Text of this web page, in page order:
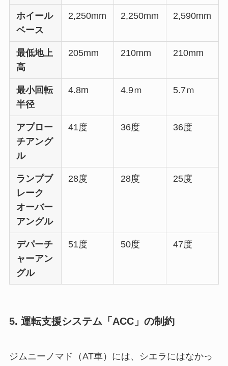
ホイール
ベース
2,250mm 2,250mm 2,590mm
最低地上
高
205mm 210mm 210mm
最小回転
半径
4.8m 4.9ｍ 5.7ｍ
アプロー
チアング
ル
41度 36度 36度
ランプブ
レーク
オーバー
アングル
28度 28度 25度
デパーチ
ャーアン
グル
51度 50度 47度
5. 運転支援システム「ACC」の制約
ジムニーノマド（AT車）には、シエラにはなかっ